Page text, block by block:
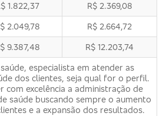
1.822,37 R$ 2.369,08
2.049,78 R$ 2.664,72
9.387,48 R$ 12.203,74
especialista em atender as
dos clientes, seja qual for o perfil.
com excelência a administração de
saúde buscando sempre o aumento
e a expansão dos resultados.